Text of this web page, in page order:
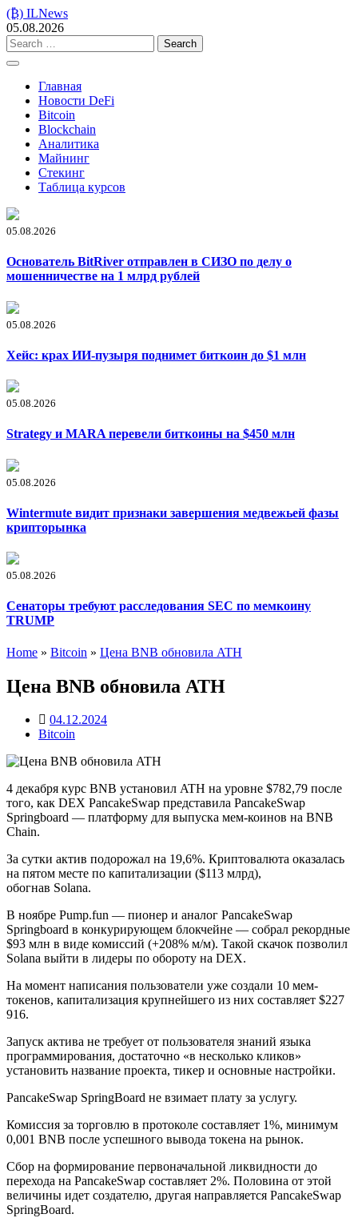
Skip
to
content
(₿) ILNews
05.08.2026
Search
for:
Главная
Новости DeFi
Bitcoin
Blockchain
Аналитика
Майнинг
Стекинг
Таблица курсов
05.08.2026
Основатель BitRiver отправлен в СИЗО по делу о
мошенничестве на 1 млрд рублей
05.08.2026
Хейс: крах ИИ-пузыря поднимет биткоин до $1 млн
05.08.2026
Strategy и MARA перевели биткоины на $450 млн
05.08.2026
Wintermute видит признаки завершения медвежьей фазы
крипторынка
05.08.2026
Сенаторы требуют расследования SEC по мемкоину
TRUMP
Home » Bitcoin » Цена BNB обновила ATH
Цена BNB обновила ATH
04.12.2024
Bitcoin
4 декабря курс BNB установил ATH на уровне $782,79 после
того, как DEX PancakeSwap представила PancakeSwap
Springboard — платформу для выпуска мем-коинов на BNB
Chain.
За сутки актив подорожал на 19,6%. Криптовалюта оказалась
на пятом месте по капитализации ($113 млрд),
обогнав Solana.
В ноябре Pump.fun — пионер и аналог PancakeSwap
Springboard в конкурирующем блокчейне — собрал рекордные
$93 млн в виде комиссий (+208% м/м). Такой скачок позволил
Solana выйти в лидеры по обороту на DEX.
На момент написания пользователи уже создали 10 мем-
токенов, капитализация крупнейшего из них составляет $227
916.
Запуск актива не требует от пользователя знаний языка
программирования, достаточно «в несколько кликов»
установить название проекта, тикер и основные настройки.
PancakeSwap SpringBoard не взимает плату за услугу.
Комиссия за торговлю в протоколе составляет 1%, минимум
0,001 BNB после успешного вывода токена на рынок.
Сбор на формирование первоначальной ликвидности до
перехода на PancakeSwap составляет 2%. Половина от этой
величины идет создателю, другая направляется PancakeSwap
SpringBoard.